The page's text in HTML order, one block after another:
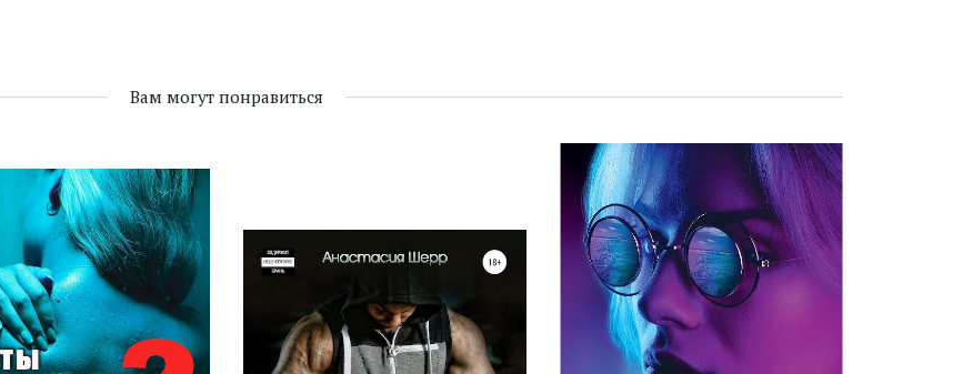
Вам могут понравиться